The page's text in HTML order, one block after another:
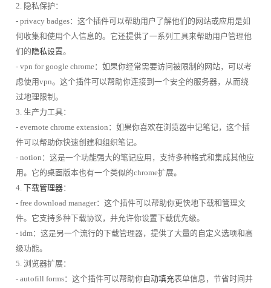
2. 隐私保护：
- privacy badges：这个插件可以帮助用户了解他们的网站或应用是如
何收集和使用个人信息的。它还提供了一系列工具来帮助用户管理他
们的 隐私设置。
- vpn for google chrome：如果你经常需要访问被限制的网站，可以考
虑使用vpn。这个插件可以帮助你连接到一个安全的服务器，从而绕
过地理限制。
3. 生产力工具：
- evernote chrome extension：如果你喜欢在浏览器中记笔记，这个插
件可以帮助你快速创建和组织笔记。
- notion：这是一个功能强大的笔记应用，支持多种格式和集成其他应
用。它的桌面版本也有一个类似的chrome扩展。
4. 下载管理器：
- free download manager：这个插件可以帮助你更快地下载和管理文
件。它支持多种下载协议，并允许你设置下载优先级。
- idm：这是另一个流行的下载管理器，提供了大量的自定义选项和高
级功能。
5. 浏览器扩展：
- autofill forms：这个插件可以帮助你自动填充表单信息，节省时间并